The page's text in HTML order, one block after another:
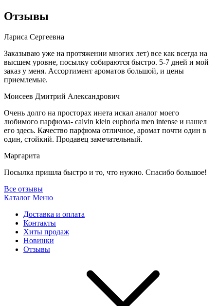
Отзывы
Лариса Сергеевна
Заказываю уже на протяжении многих лет) все как всегда на
высшем уровне, посылку собираются быстро. 5-7 дней и мой
заказ у меня. Ассортимент ароматов большой, и цены
приемлемые.
Моисеев Дмитрий Александрович
Очень долго на просторах инета искал аналог моего
любимого парфюма- calvin klein euphoria men intense и нашел
его здесь. Качество парфюма отличное, аромат почти один в
один, стойкий. Продавец замечательный.
Маргарита
Посылка пришла быстро и то, что нужно. Спасибо большое!
Все отзывы
Каталог Меню
Доставка и оплата
Контакты
Хиты продаж
Новинки
Отзывы